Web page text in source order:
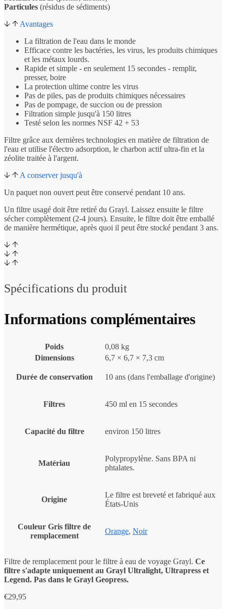
Particules (résidus de sédiments)
Avantages
La filtration de l'eau dans le monde
Efficace contre les bactéries, les virus, les produits chimiques
et les métaux lourds.
Rapide et simple - en seulement 15 secondes - remplir,
presser, boire
La protection ultime contre les virus
Pas de piles, pas de produits chimiques nécessaires
Pas de pompage, de succion ou de pression
Filtration simple jusqu'à 150 litres
Testé selon les normes NSF 42 + 53
Filtre grâce aux dernières technologies en matière de filtration de
l'eau et utilise l'électro adsorption, le charbon actif ultra-fin et la
zéolite traitée à l'argent.
A conserver jusqu'à
Un paquet non ouvert peut être conservé pendant 10 ans.
Un filtre usagé doit être retiré du Grayl. Laissez ensuite le filtre
sécher complètement (2-4 jours). Ensuite, le filtre doit être emballé
de manière hermétique, après quoi il peut être stocké pendant 3 ans.
Spécifications du produit
Informations complémentaires
Poids
0,08 kg
Dimensions
6,7 × 6,7 × 7,3 cm
Durée de conservation 10 ans (dans l'emballage d'origine)
Filtres 450 ml en 15 secondes
Capacité du filtre environ 150 litres
Matériau
Polypropylène. Sans BPA ni
phtalates.
Origine
Le filtre est breveté et fabriqué aux
États-Unis
Couleur Gris filtre de
remplacement
Orange, Noir
Filtre de remplacement pour le filtre à eau de voyage Grayl. Ce
filtre s'adapte uniquement au Grayl Ultralight, Ultrapress et
Legend. Pas dans le Grayl Geopress.
€29,95